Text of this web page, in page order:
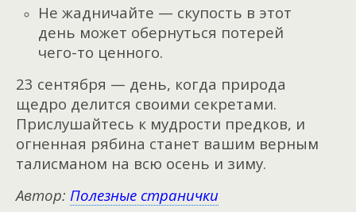
Не жадничайте — скупость в этот
день может обернуться потерей
чего-то ценного.
23 сентября — день, когда природа
щедро делится своими секретами.
Прислушайтесь к мудрости предков, и
огненная рябина станет вашим верным
талисманом на всю осень и зиму.
Автор: Полезные странички